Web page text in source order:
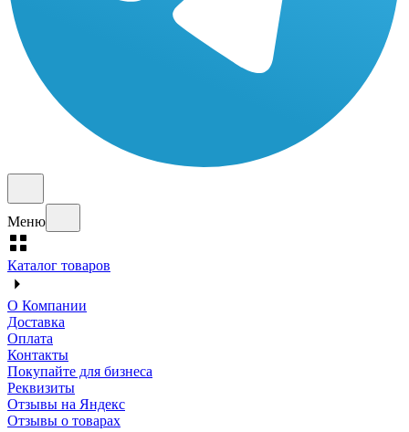
Меню
Каталог товаров
О Компании
Доставка
Оплата
Контакты
Покупайте для бизнеса
Реквизиты
Отзывы на Яндекс
Отзывы о товарах